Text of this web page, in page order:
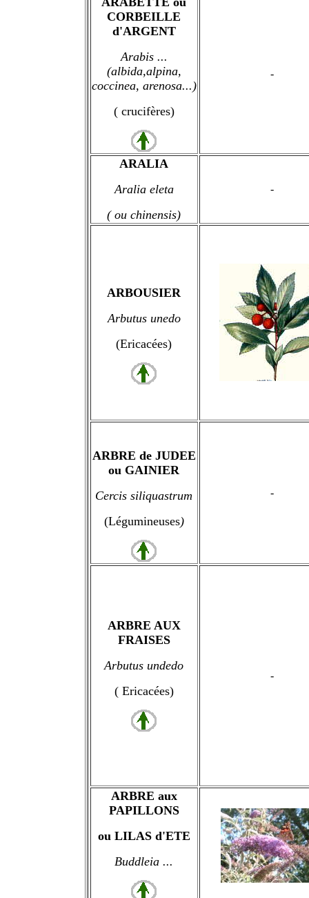
CORBEILLE
d'ARGENT
Arabis ...
(albida,alpina,
coccinea, arenosa...)
( crucifères)
-
ARALIA
Aralia eleta
( ou chinensis)
-
ARBOUSIER
Arbutus unedo
(Ericacées)
ARBRE de JUDEE
ou GAINIER
Cercis siliquastrum
(Légumineuses)
-
ARBRE AUX
FRAISES
Arbutus undedo
( Ericacées)
-
ARBRE aux
PAPILLONS
ou LILAS d'ETE
Buddleia ...